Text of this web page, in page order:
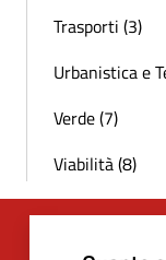
Trasporti (3)
Urbanistica e
Verde (7)
Viabilità (8)